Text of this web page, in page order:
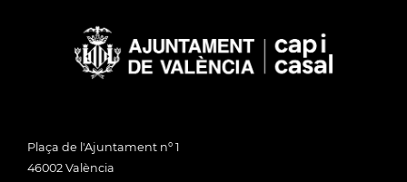
Plaça de l'Ajuntament nº 1
46002 València